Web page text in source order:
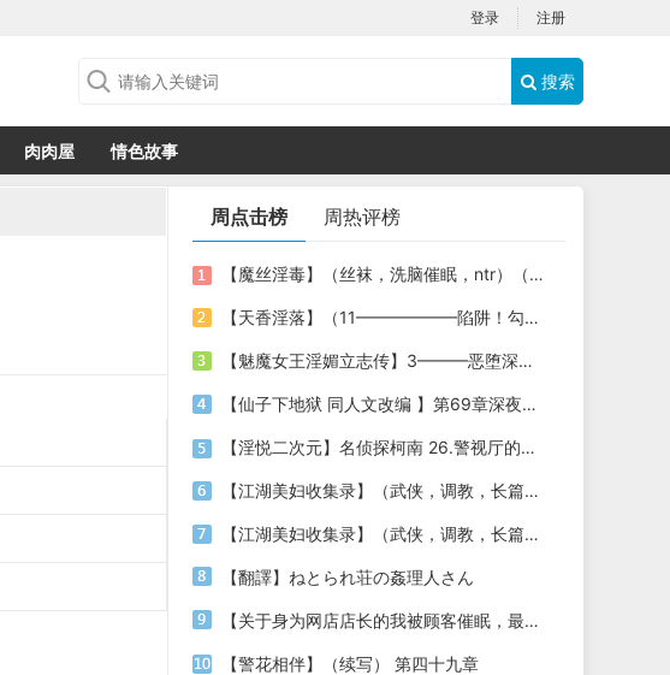
登录 注册
搜索
肉肉屋 情色故事
周点击榜 周热评榜
【魔丝淫毒】（丝袜，洗脑催眠，ntr）（24）（我不想）
【天香淫落】（11——————陷阱！勾结的警局调教（下））
【魅魔女王淫媚立志传】3———恶堕深渊的开端
【仙子下地狱 同人文改编 】第69章深夜窥淫戏 交心与交性(二)(纯爱+各种情趣玩法)
【淫悦二次元】名侦探柯南 26.警视厅的隐藏淫娃
【江湖美妇收集录】（武侠，调教，长篇）（6）（师娘篇）
【江湖美妇收集录】（武侠，调教，长篇）（13）（下山历练篇）
【翻譯】ねとられ荘の姦理人さん
【关于身为网店店长的我被顾客催眠，最终堕落为丝袜发情母狗这件事】（18～20）
【警花相伴】（续写） 第四十九章